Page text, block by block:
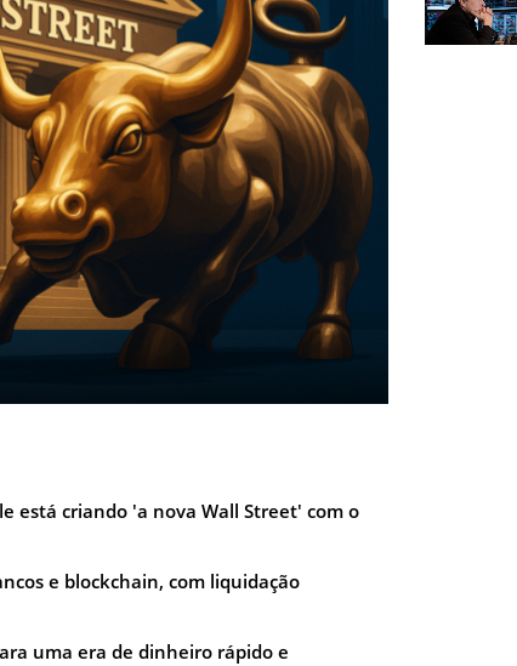
está criando 'a nova Wall Street' com o
e blockchain, com liquidação
uma era de dinheiro rápido e